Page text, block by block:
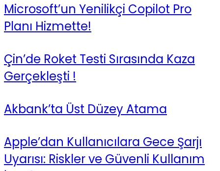
Microsoft’un Yenilikçi Copilot Pro
Planı Hizmette!
Çin’de Roket Testi Sırasında Kaza
Gerçekleşti !
Akbank’ta Üst Düzey Atama
Apple’dan Kullanıcılara Gece Şarjı
Uyarısı: Riskler ve Güvenli Kullanım